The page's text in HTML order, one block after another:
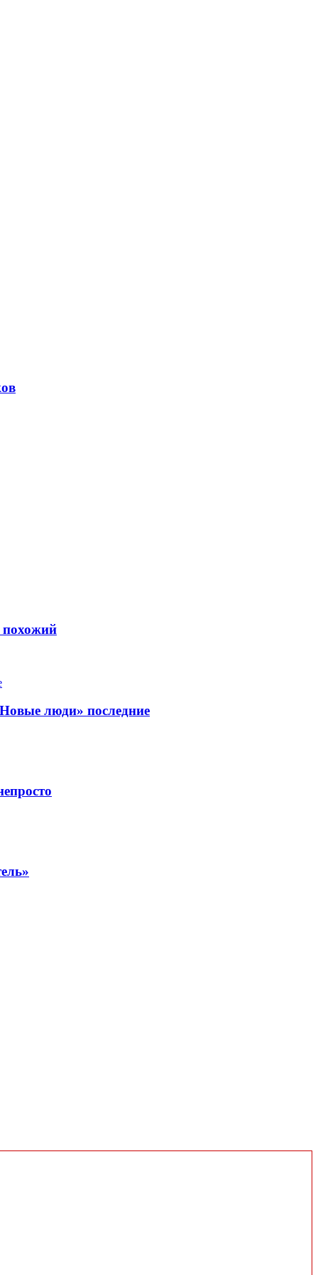
похожий
люди» последние